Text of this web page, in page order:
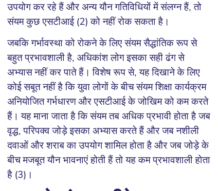
उपयोग कर रहे हैं और अन्य यौन गतिविधियों में संलग्न हैं, तो
संयम कुछ एसटीआई (2) को नहीं रोक सकता है।
जबकि गर्भावस्था को रोकने के लिए संयम सैद्धांतिक रूप से
बहुत प्रभावशाली है, अधिकांश लोग इसका सही ढंग से
अभ्यास नहीं कर पाते हैं। विशेष रूप से, यह दिखाने के लिए
कोई सबूत नहीं है कि युवा लोगों के बीच संयम शिक्षा कार्यक्रम
अनियोजित गर्भधारण और एसटीआई के जोखिम को कम करते
हैं। यह माना जाता है कि संयम तब अधिक प्रभावी होता है जब
वृद्ध, परिपक्व जोड़े इसका अभ्यास करते हैं और जब नशीली
दवाओं और शराब का उपयोग शामिल होता है और जब जोड़े के
बीच मजबूत यौन भावनाएं होती हैं तो यह कम प्रभावशाली होता
है (3)।